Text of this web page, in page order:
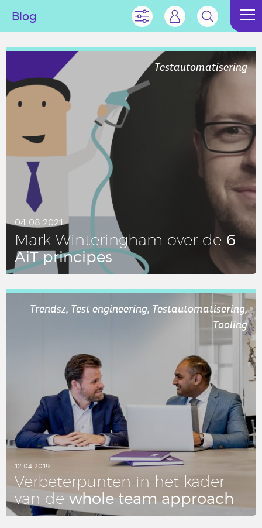
Blog
Testautomatisering
04.08.2021
Mark Win­te­ring­ham over de 6
AiT prin­ci­pes
LEES DIT ARTIKEL
Trendsz, Test engineering, Testautomatisering,
Tooling
12.04.2019
Ver­be­ter­pun­ten in het kader
van dewhole team ap­pro­ach